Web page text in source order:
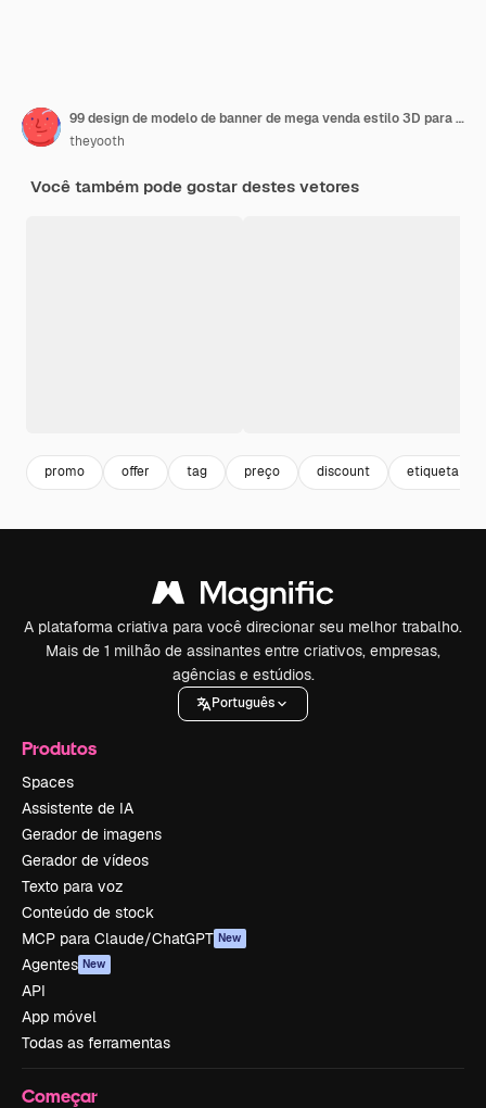
99 design de modelo de banner de mega venda estilo 3D para web ou mídia social
theyooth
Você também pode gostar destes vetores
promo offer tag preço discount etiqueta
A plataforma criativa para você direcionar seu melhor trabalho.
Mais de 1 milhão de assinantes entre criativos, empresas,
agências e estúdios.
Português
Produtos
Spaces
Assistente de IA
Gerador de imagens
Gerador de vídeos
Texto para voz
Conteúdo de stock
MCP para Claude/ChatGPT New
Agentes New
API
App móvel
Todas as ferramentas
Começar